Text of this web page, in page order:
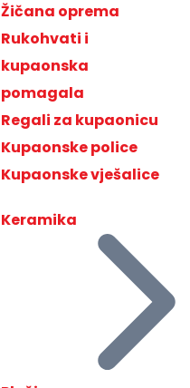
Žičana oprema
Rukohvati i
kupaonska
pomagala
Regali za kupaonicu
Kupaonske police
Kupaonske vješalice
Keramika